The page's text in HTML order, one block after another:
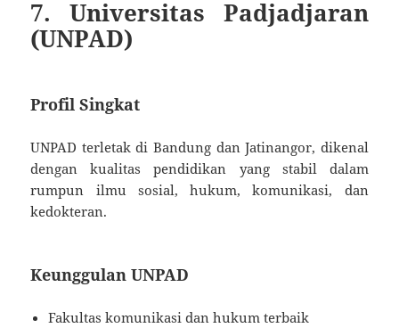
7. Universitas Padjadjaran
(UNPAD)
Profil Singkat
UNPAD terletak di Bandung dan Jatinangor, dikenal
dengan kualitas pendidikan yang stabil dalam
rumpun ilmu sosial, hukum, komunikasi, dan
kedokteran.
Keunggulan UNPAD
Fakultas komunikasi dan hukum terbaik